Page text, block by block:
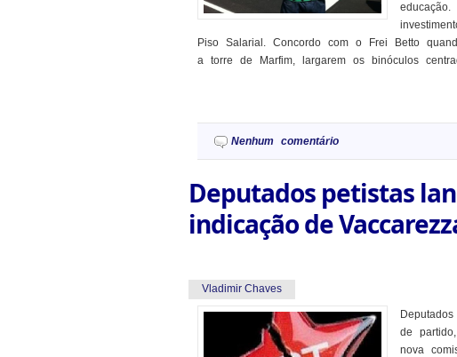
Piso Salarial. Concordo com o Frei Betto
a torre de Marfim, largarem os binóculos
Nenhum comentário
Deputados petistas
indicação de
Vladimir Chaves
de
nova